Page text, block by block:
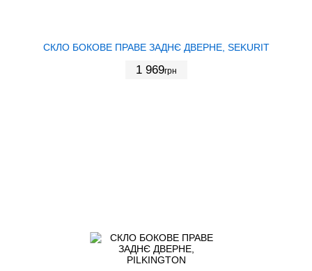
СКЛО БОКОВЕ ПРАВЕ ЗАДНЄ ДВЕРНЕ, SEKURIT
1 969грн